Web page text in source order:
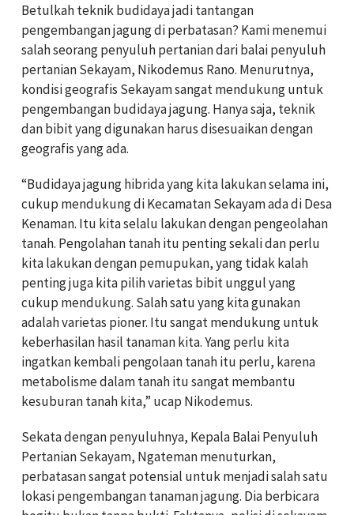
Betulkah teknik budidaya jadi tantangan
pengembangan jagung di perbatasan? Kami menemui
salah seorang penyuluh pertanian dari balai penyuluh
pertanian Sekayam, Nikodemus Rano. Menurutnya,
kondisi geografis Sekayam sangat mendukung untuk
pengembangan budidaya jagung. Hanya saja, teknik
dan bibit yang digunakan harus disesuaikan dengan
geografis yang ada.
“Budidaya jagung hibrida yang kita lakukan selama ini,
cukup mendukung di Kecamatan Sekayam ada di Desa
Kenaman. Itu kita selalu lakukan dengan pengeolahan
tanah. Pengolahan tanah itu penting sekali dan perlu
kita lakukan dengan pemupukan, yang tidak kalah
penting juga kita pilih varietas bibit unggul yang
cukup mendukung. Salah satu yang kita gunakan
adalah varietas pioner. Itu sangat mendukung untuk
keberhasilan hasil tanaman kita. Yang perlu kita
ingatkan kembali pengolaan tanah itu perlu, karena
metabolisme dalam tanah itu sangat membantu
kesuburan tanah kita,” ucap Nikodemus.
Sekata dengan penyuluhnya, Kepala Balai Penyuluh
Pertanian Sekayam, Ngateman menuturkan,
perbatasan sangat potensial untuk menjadi salah satu
lokasi pengembangan tanaman jagung. Dia berbicara